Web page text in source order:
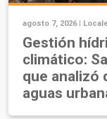
agosto 7, 2026 |
Gestión
climático:
que analizó
aguas